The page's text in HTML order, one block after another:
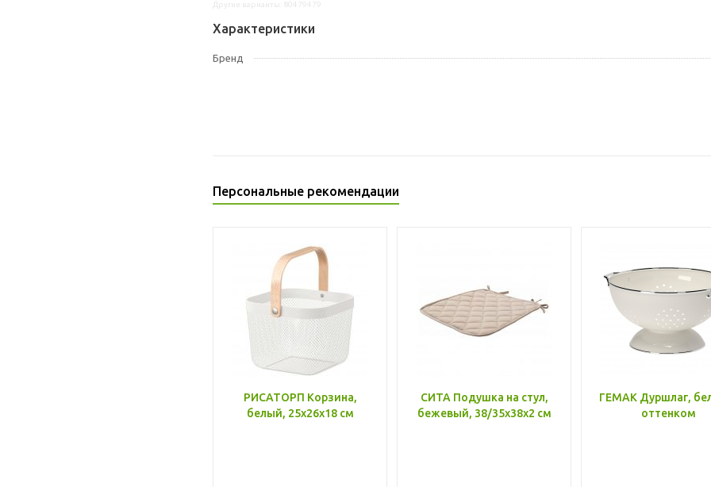
Характеристики
Бренд
Персональные рекомендации
РИСАТОРП Корзина,
белый, 25x26x18 см
СИТА Подушка на стул,
бежевый, 38/35x38x2 см
ГЕМАК Дуршлаг,
оттенком